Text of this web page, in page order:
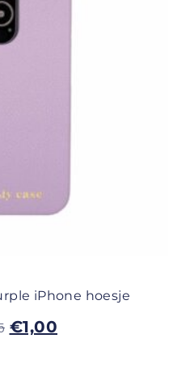
iPhone hoesje
€1,00